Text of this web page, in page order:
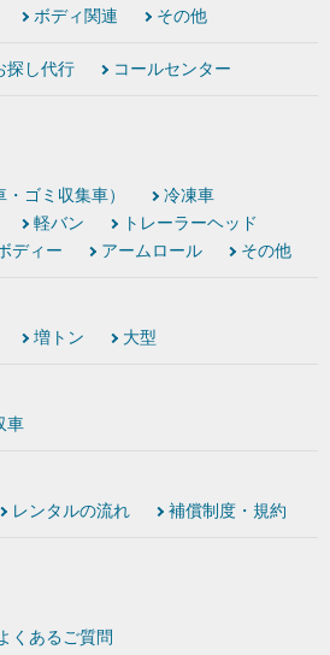
ボディ関連 その他
探し代行 コールセンター
ゴミ収集車）
冷凍車
軽バン
トレーラーヘッド
ディー アームロール その他
増トン 大型
車
レンタルの流れ 補償制度・規約
くあるご質問